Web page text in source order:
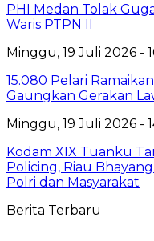
PHI Medan Tolak
Waris PTPN II
Minggu, 19 Juli 2026 -
15.080 Pelari
Gaungkan Gerakan
Minggu, 19 Juli 2026 -
Kodam XIX Tuanku
Policing, Riau
Polri dan Masyarakat
Berita Terbaru